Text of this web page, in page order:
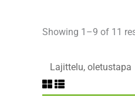
Showing 1–9 of 11